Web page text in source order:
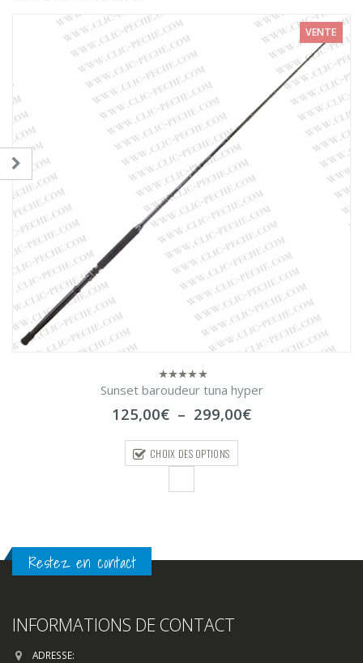
VENTE
0
5
Sunset baroudeur tuna hyper
125,00€ – 299,00€Plage
CHOIX DES OPTIONS
Restez en contact
INFORMATIONS DE CONTACT
ADRESSE: